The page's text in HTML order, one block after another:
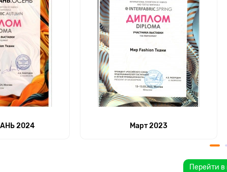
2024 Март 2023
Перейти в